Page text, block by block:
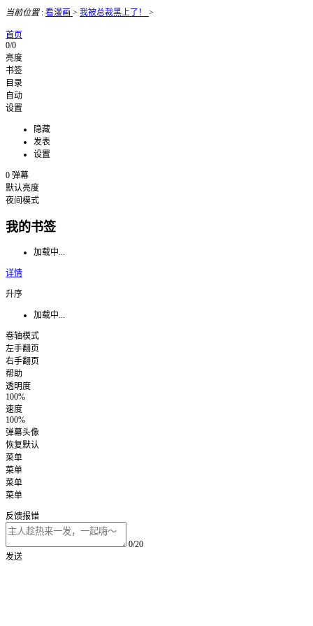
当前位置: 看漫画 > 我被总裁黑上了！ >
首页
0/0
亮度
书签
目录
自动
设置
隐藏
发表
设置
0 弹幕
默认亮度
夜间模式
我的书签
加载中...
详情
升序
加载中...
卷轴模式
左手翻页
右手翻页
帮助
透明度
100%
速度
100%
弹幕头像
恢复默认
菜单
菜单
菜单
菜单
反馈报错
0/20
发送